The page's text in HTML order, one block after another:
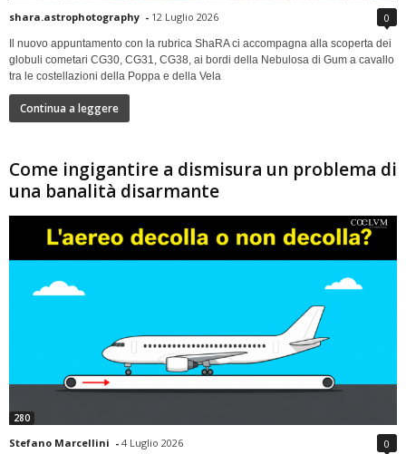
shara.astrophotography - 12 Luglio 2026 0
Il nuovo appuntamento con la rubrica ShaRA ci accompagna alla scoperta dei
globuli cometari CG30, CG31, CG38, ai bordi della Nebulosa di Gum a cavallo
tra le costellazioni della Poppa e della Vela
Continua a leggere
Come ingigantire a dismisura un problema di
una banalità disarmante
280
Stefano Marcellini - 4 Luglio 2026 0